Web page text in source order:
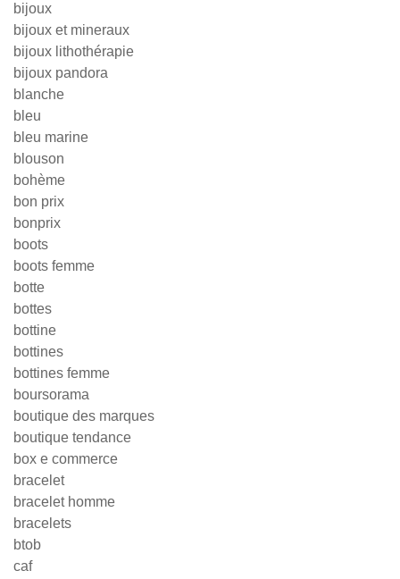
bijoux
bijoux et mineraux
bijoux lithothérapie
bijoux pandora
blanche
bleu
bleu marine
blouson
bohème
bon prix
bonprix
boots
boots femme
botte
bottes
bottine
bottines
bottines femme
boursorama
boutique des marques
boutique tendance
box e commerce
bracelet
bracelet homme
bracelets
btob
caf